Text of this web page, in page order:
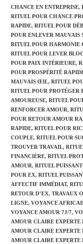
CHANCE EN ENTREPRISE,
RITUEL POUR CHANCE
RAPIDE, RITUEL POUR
POUR ENLEVER MAUVAIS
RITUEL POUR HARMONIE
RITUEL POUR LEVER
POUR PAIX INTÉRIEURE,
POUR PROSPÉRITÉ
MAUVAIS ŒIL, RITUEL
RITUEL POUR PROTÉGER
AMOUREUSE, RITUEL
RENFORCER AMOUR,
POUR RETOUR AMOUR
RAPIDE, RITUEL POUR
COUPLE, RITUEL POUR
TROUVER TRAVAIL,
FINANCIÈRE, RITUEL
AMOUR, RITUEL
POUR EX, RITUEL
AFFECTIF IMMÉDIAT,
RETOUR D’EX, TRAVAUX
LIGNE, VOYANCE
VOYANCE AMOUR 7J/7,
AMOUR CLAIRE EXPERTE
AMOUR CLAIRE EXPERTE
AMOUR CLAIRE EXPERTE